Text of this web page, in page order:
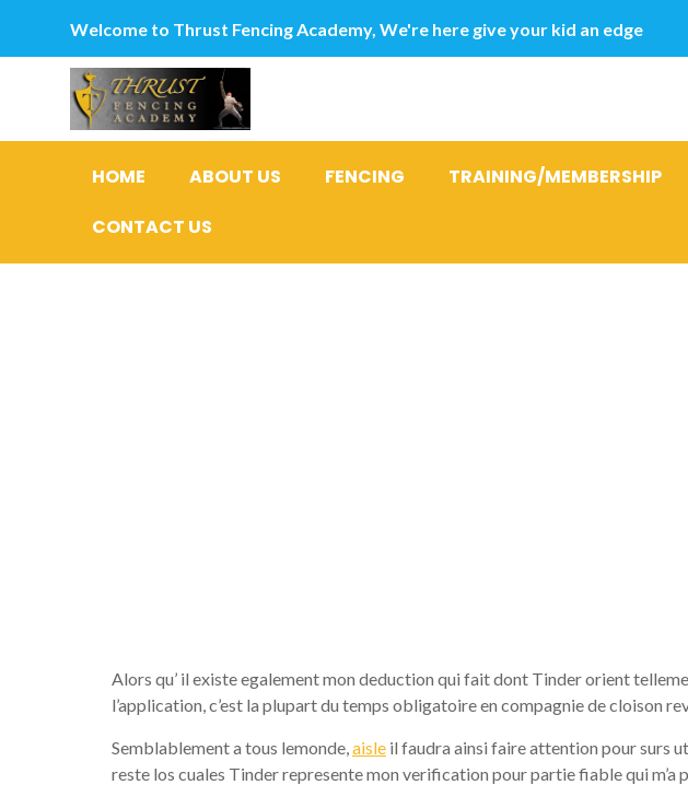
Welcome to Thrust Fencing Academy, We're here give your kid an edge
HOME ABOUT US FENCING TRAINING/MEMBERSHIP
CONTACT US
Alors qu’ il existe egalement mon deduction qui fait dont Tinder orient
l’application, c’est la plupart du temps obligatoire en compagnie de cloison
Semblablement a tous lemonde, aisle il faudra ainsi faire attention pour surs
reste los cuales Tinder represente mon verification pour partie fiable qui m’a